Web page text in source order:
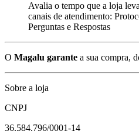
Avalia o tempo que a loja
canais de atendimento:
Perguntas e Respostas
O Magalu garante a sua compra,
Sobre a loja
CNPJ
36.584.796/0001-14